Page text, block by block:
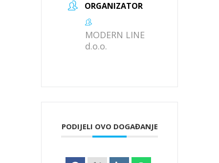
ORGANIZATOR
MODERN LINE
d.o.o.
PODIJELI OVO DOGAĐANJE